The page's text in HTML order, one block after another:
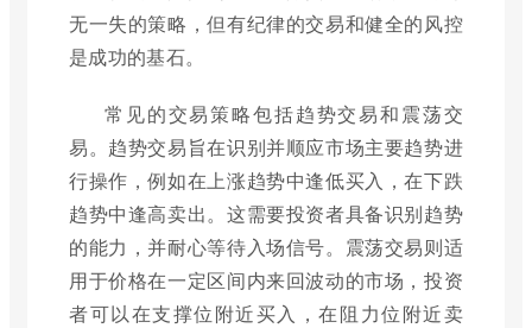
无一失的策略，但有纪律的交易和健全的风控
是成功的基石。
常见的交易策略包括趋势交易和震荡交
易。趋势交易旨在识别并顺应市场主要趋势进
行操作，例如在上涨趋势中逢低买入，在下跌
趋势中逢高卖出。这需要投资者具备识别趋势
的能力，并耐心等待入场信号。震荡交易则适
用于价格在一定区间内来回波动的市场，投资
者可以在支撑位附近买入，在阻力位附近卖